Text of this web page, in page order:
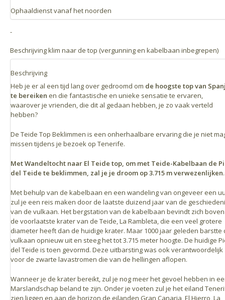
Via de snelweg TF-24, van La Laguna naar Portillo de la Villa
La Esperanza), die verbindt met de TF-21 en leidt naar het
Afstanden
punt op het eiland.
Santa Cruz: 64 km
La Laguna: 55 km
Los Gigantes: 52 km
Los Cristianos: 47 km
Ophaaldienst vanaf het noorden
2025/07/24
geschiedenis van Tenerife. Goed georganiseerd en prettige
2024/02/08
Top!
-
Beschrijving klim naar de top (vergunning en kabelbaan inbegrepen)
Beschrijving
Heb je er al een tijd lang over gedroomd om de hoogste top van
te bereiken en die fantastische en unieke sensatie te ervaren,
waarover je vrienden, die dit al gedaan hebben, je zo vaak verteld
hebben?
De Teide Top Beklimmen is een onherhaalbare ervaring die je niet
missen tijdens je bezoek op Tenerife.
MetWandeltocht naar El Teide top, om met Teide-Kabelbaan de
del Teide te beklimmen, zal je je droom op 3.715 m verwezenlijken.
Met behulp van de kabelbaan en een wandeling van ongeveer een
zul je een reis maken door de laatste duizend jaar van de
van de vulkaan. Het bergstation van de kabelbaan bevindt zich boven
de voorlaatste krater van de Teide, La Rambleta, die een veel grotere
diameter heeft dan de huidige krater. Maar 1000 jaar geleden barstte
vulkaan opnieuw uit en steeg het tot 3.715 meter hoogte. De huidige
del Teide is toen gevormd. Deze uitbarsting was ook verantwoordelijk
voor de zwarte lavastromen die van de hellingen aflopen.
Wanneer je de krater bereikt, zul je nog meer het gevoel hebben in
Marslandschap beland te zijn. Onder je voeten zul je het eiland
zien liggen en aan de horizon de eilanden Gran Canaria, El Hierro, La